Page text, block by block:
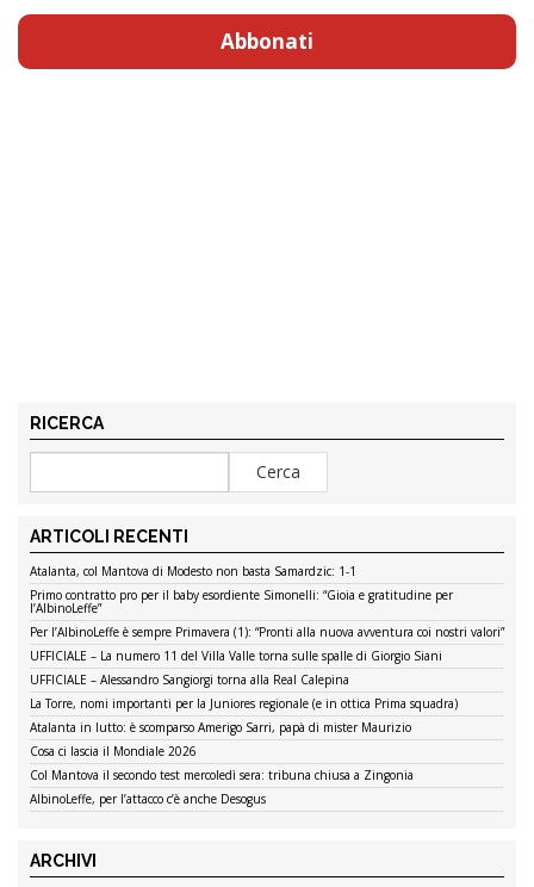
Abbonati
RICERCA
ARTICOLI RECENTI
Atalanta, col Mantova di Modesto non basta Samardzic: 1-1
Primo contratto pro per il baby esordiente Simonelli: “Gioia e gratitudine per
l’AlbinoLeffe”
Per l’AlbinoLeffe è sempre Primavera (1): “Pronti alla nuova avventura coi nostri valori”
UFFICIALE – La numero 11 del Villa Valle torna sulle spalle di Giorgio Siani
UFFICIALE – Alessandro Sangiorgi torna alla Real Calepina
La Torre, nomi importanti per la Juniores regionale (e in ottica Prima squadra)
Atalanta in lutto: è scomparso Amerigo Sarri, papà di mister Maurizio
Cosa ci lascia il Mondiale 2026
Col Mantova il secondo test mercoledì sera: tribuna chiusa a Zingonia
AlbinoLeffe, per l’attacco c’è anche Desogus
ARCHIVI